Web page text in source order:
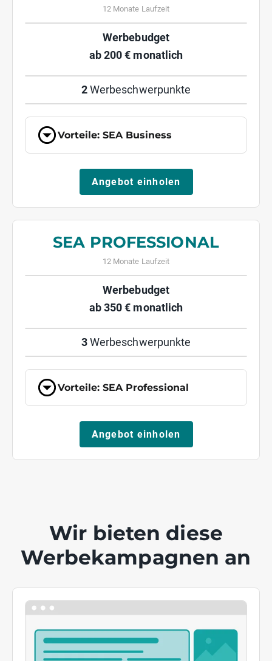
12 Monate Laufzeit
Werbebudget
ab 200 € monatlich
2Werbeschwerpunkte
Vorteile: SEA Business
Angebot einholen
SEA PROFESSIONAL
12 Monate Laufzeit
Werbebudget
ab 350 € monatlich
3Werbeschwerpunkte
Vorteile: SEA Professional
Angebot einholen
Wir bieten diese
Werbekampagnen an